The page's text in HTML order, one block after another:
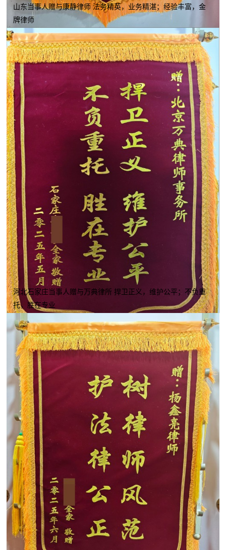
山东当事人赠与康静律师 法务精英，业务精湛；经验丰富，金
牌律师
河北石家庄当事人赠与万典律所 捍卫正义，维护公平；不负重
托，胜在专业